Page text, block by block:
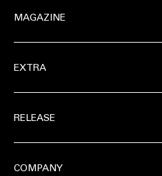
MAGAZINE
EXTRA
RELEASE
COMPANY